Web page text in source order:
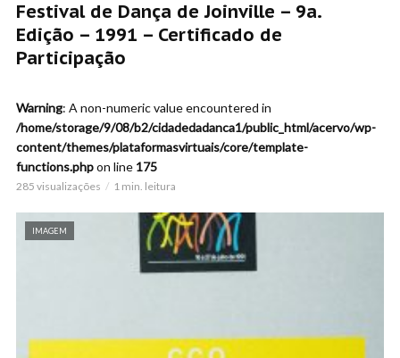
Festival de Dança de Joinville – 9a.
Edição – 1991 – Certificado de
Participação
Warning: A non-numeric value encountered in
/home/storage/9/08/b2/cidadedadanca1/public_html/acervo/wp-
content/themes/plataformasvirtuais/core/template-
functions.phpon line 175
285 visualizações 1 min. leitura
IMAGEM